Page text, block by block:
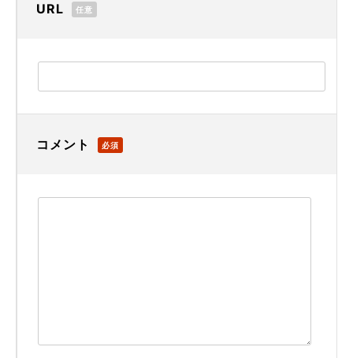
URL 任意
コメント 必須